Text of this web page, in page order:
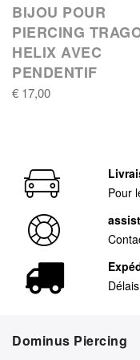
BIJOU POUR
PIERCING
HELIX AVEC
PENDENTIF
€ 17,00
Dominus Piercing